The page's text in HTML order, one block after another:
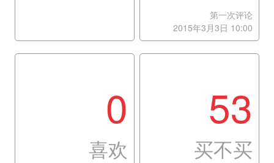
第一次评论
2015年3月3日 10:00
0
喜欢
53
买不买